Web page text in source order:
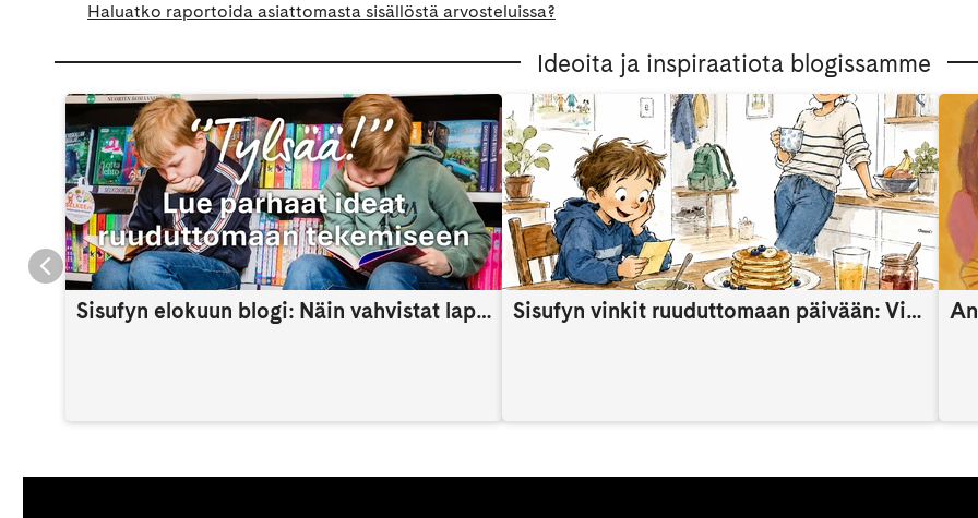
Haluatko raportoida asiattomasta sisällöstä arvosteluissa?
Ideoita ja inspiraatiota blogissamme
Sisufyn elokuun blogi: Näin vahvistat lapsen itsetuntoa someaikana Sisufyn vinkit ruuduttomaan päivään: Vinkki 9